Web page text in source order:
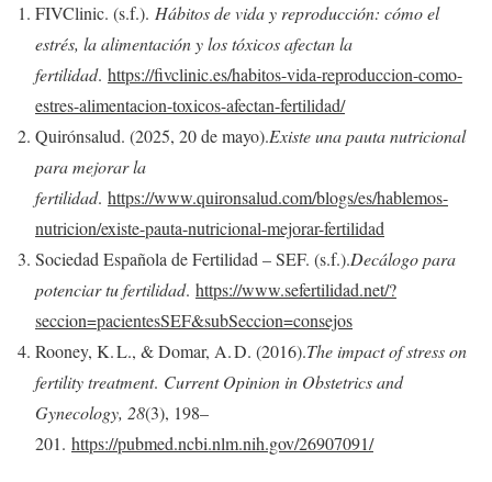
FIVClinic. (s.f.). Hábitos de vida y reproducción: cómo el
estrés, la alimentación y los tóxicos afectan la
fertilidad. https://fivclinic.es/habitos-vida-reproduccion-como-
estres-alimentacion-toxicos-afectan-fertilidad/
Quirónsalud. (2025, 20 de mayo).Existe una pauta nutricional
para mejorar la
fertilidad. https://www.quironsalud.com/blogs/es/hablemos-
nutricion/existe-pauta-nutricional-mejorar-fertilidad
Sociedad Española de Fertilidad – SEF. (s.f.).Decálogo para
potenciar tu fertilidad. https://www.sefertilidad.net/?
seccion=pacientesSEF&subSeccion=consejos
Rooney, K. L., & Domar, A. D. (2016).The impact of stress on
fertility treatment. Current Opinion in Obstetrics and
Gynecology, 28(3), 198–
201. https://pubmed.ncbi.nlm.nih.gov/26907091/